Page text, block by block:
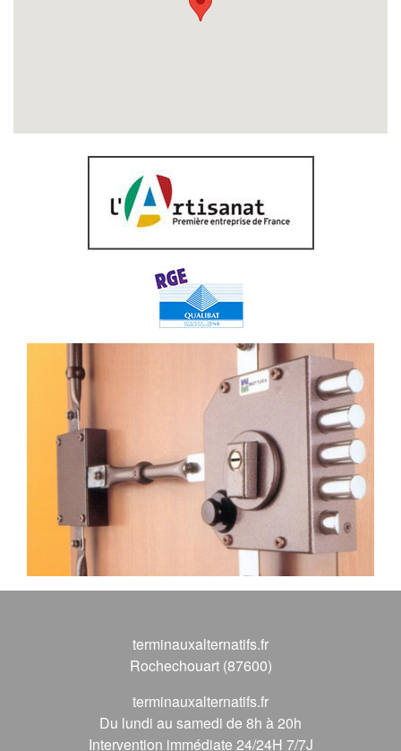
terminauxalternatifs.fr
Rochechouart (87600)
terminauxalternatifs.fr
Du lundi au samedi de 8h à 20h
Intervention immédiate 24/24H 7/7J